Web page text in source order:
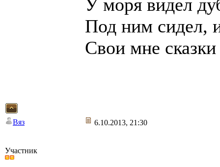
У моря видел
Под ним сидел,
Свои мне
Вяз 6.10.2013, 21:30
Участник